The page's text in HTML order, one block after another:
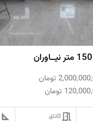
تومان
تومان
3اتاق